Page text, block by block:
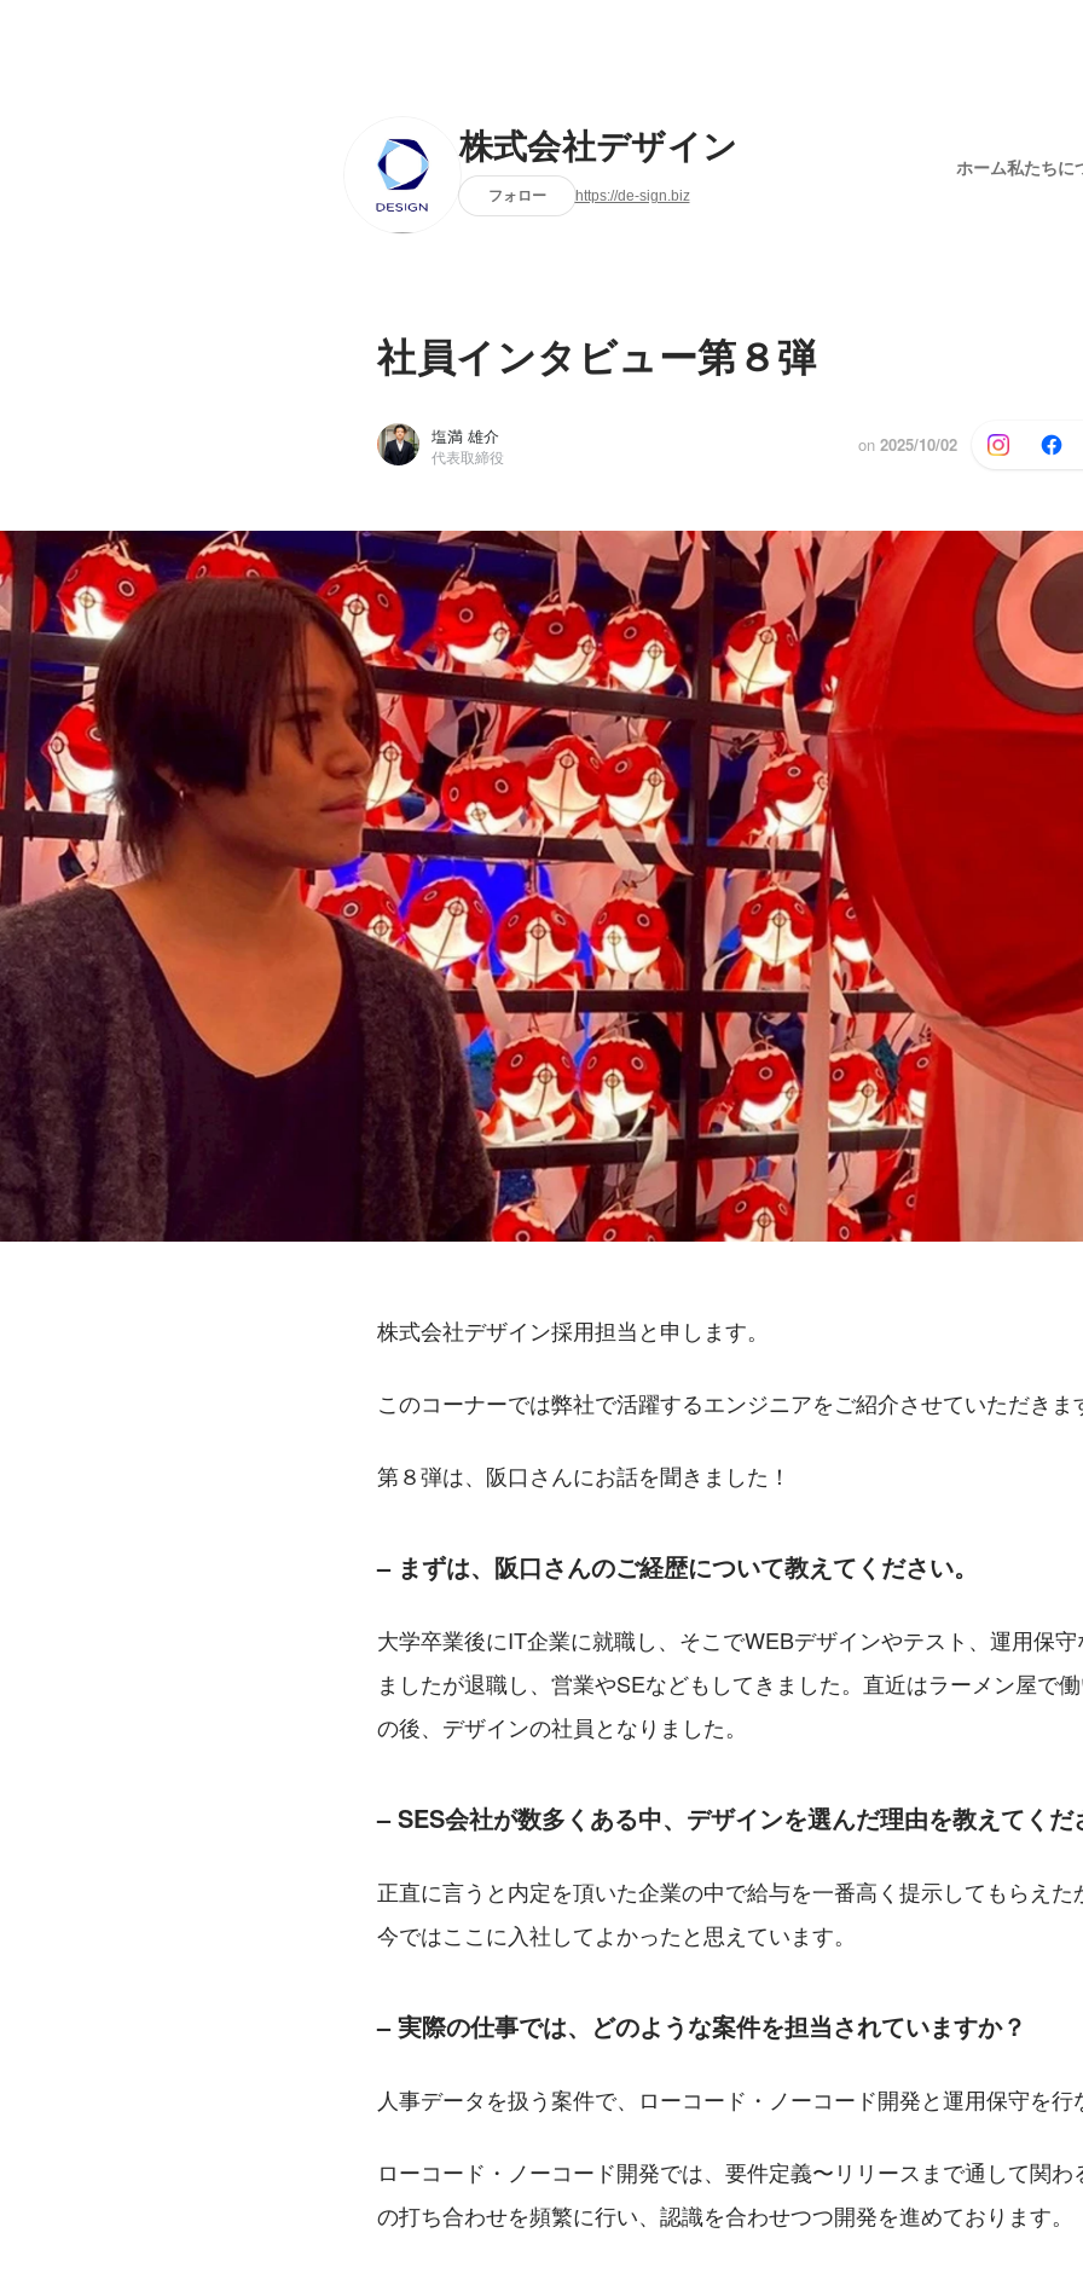
株式会社デザイン
フォロー https://de-sign.biz
ホーム私たちに
社員インタビュー第８弾
塩満 雄介
代表取締役
on 2025/10/02
株式会社デザイン採用担当と申します。
このコーナーでは弊社で活躍するエンジニアをご紹介させていただきま
第８弾は、阪口さんにお話を聞きました！
– まずは、阪口さんのご経歴について教えてください。
大学卒業後にIT企業に就職し、そこでWEBデザインやテスト、運用保
ましたが退職し、営業やSEなどもしてきました。直近はラーメン屋で
の後、デザインの社員となりました。
– SES会社が数多くある中、デザインを選んだ理由を教えてくだ
正直に言うと内定を頂いた企業の中で給与を一番高く提示してもらえた
今ではここに入社してよかったと思えています。
– 実際の仕事では、どのような案件を担当されていますか？
人事データを扱う案件で、ローコード・ノーコード開発と運用保守を
ローコード・ノーコード開発では、要件定義〜リリースまで通して関
の打ち合わせを頻繁に行い、認識を合わせつつ開発を進めております。
塩満 雄介
株式会社デザイン / 代表取締役